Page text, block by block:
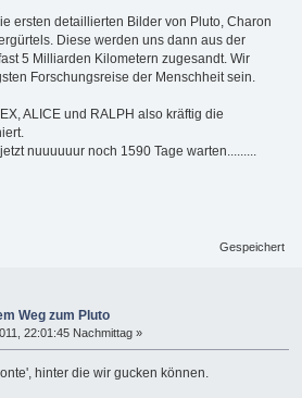
ersten detaillierten Bilder von Pluto, Charon
Diese werden uns dann aus der
5 Milliarden Kilometern zugesandt. Wir
Forschungsreise der Menschheit sein.
ALICE und RALPH also kräftig die
nuuuuuur noch 1590 Tage warten.........
Gespeichert
Weg zum Pluto
22:01:45 Nachmittag »
hinter die wir gucken können.